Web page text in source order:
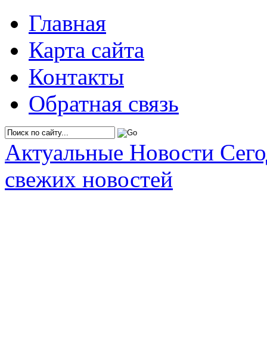
Главная
Карта сайта
Контакты
Обратная связь
Актуальные Новости
свежих новостей